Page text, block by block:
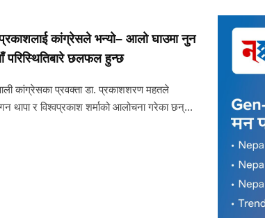
कांग्रेसले भन्यो– आलो घाउमा नुन
परिस्थितिबारे छलफल हुन्छ
कांग्रेसका प्रवक्ता डा. प्रकाशशरण महतले
थापा र विश्वप्रकाश शर्माको आलोचना गरेका छन्...